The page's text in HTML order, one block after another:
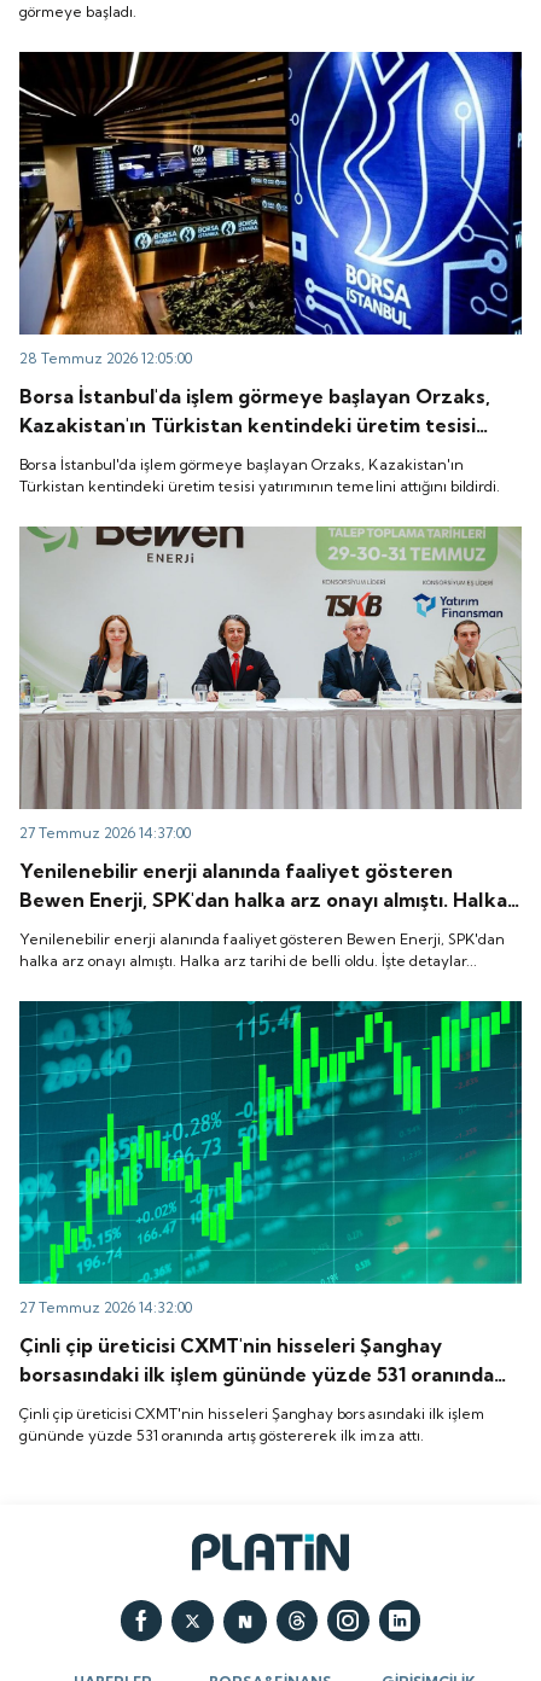
görmeye başladı.
28 Temmuz 2026 12:05:00
Borsa İstanbul'da işlem görmeye başlayan Orzaks,
Kazakistan'ın Türkistan kentindeki üretim tesisi
yatırımının temelini attığını bildirdi.
Borsa İstanbul'da işlem görmeye başlayan Orzaks, Kazakistan'ın
Türkistan kentindeki üretim tesisi yatırımının temelini attığını bildirdi.
27 Temmuz 2026 14:37:00
Yenilenebilir enerji alanında faaliyet gösteren
Bewen Enerji, SPK'dan halka arz onayı almıştı. Halka
arz tarihi de belli oldu. İşte detaylar...
Yenilenebilir enerji alanında faaliyet gösteren Bewen Enerji, SPK'dan
halka arz onayı almıştı. Halka arz tarihi de belli oldu. İşte detaylar...
27 Temmuz 2026 14:32:00
Çinli çip üreticisi CXMT'nin hisseleri Şanghay
borsasındaki ilk işlem gününde yüzde 531 oranında
artış göstererek ilk imza attı.
Çinli çip üreticisi CXMT'nin hisseleri Şanghay borsasındaki ilk işlem
gününde yüzde 531 oranında artış göstererek ilk imza attı.